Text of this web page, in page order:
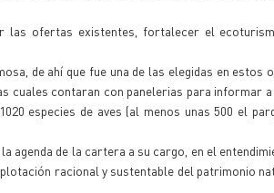
las ofertas existentes, fortalecer el
de ahí que fue una de las elegidas en estos
cuales contaran con panelerias para informar
especies de aves (al menos unas 500 el
de la cartera a su cargo, en el
racional y sustentable del patrimonio